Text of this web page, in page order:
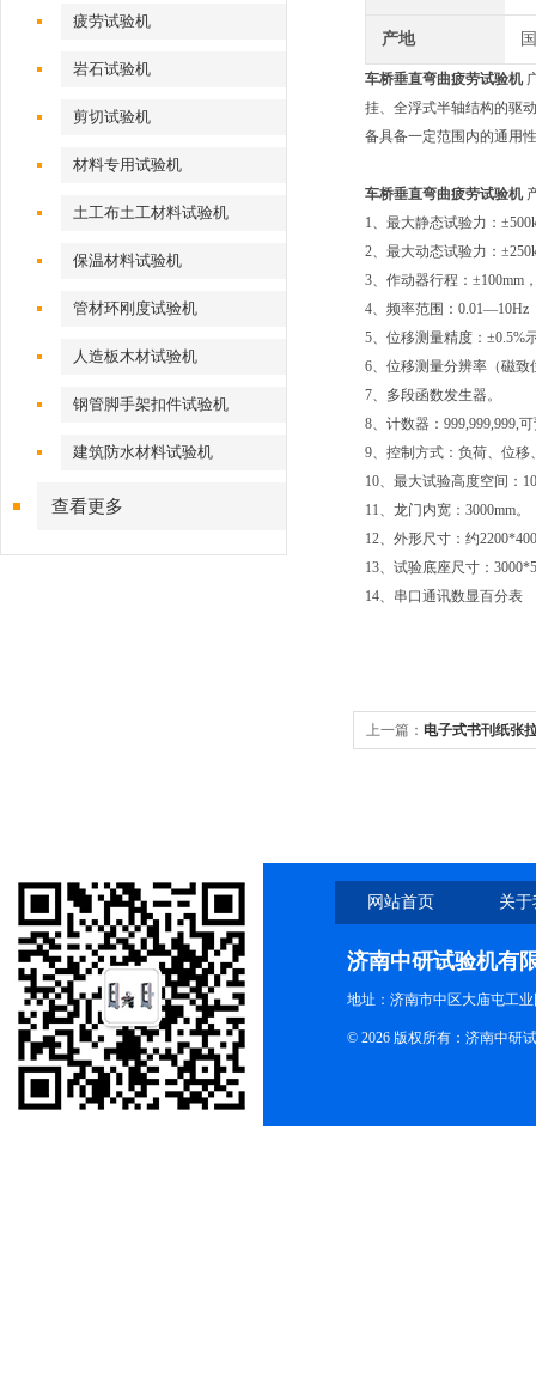
疲劳试验机
岩石试验机
剪切试验机
材料专用试验机
土工布土工材料试验机
保温材料试验机
管材环刚度试验机
人造板木材试验机
钢管脚手架扣件试验机
建筑防水材料试验机
查看更多
产地
车桥垂直弯曲疲劳试验机
挂、全浮式半轴结构的驱
备具备一定范围内的通用
车桥垂直弯曲疲劳试验机
1、最大静态试验力：
2、最大动态试验力：
3、作动器行程：±100mm
4、频率范围：0.01—10Hz
5、位移测量精度：±0.5%
6、位移测量分辨率（磁致
7、多段函数发生器。
8、计数器：999,999,999,
9、控制方式：负荷、位
10、最大试验高度空间：
11、龙门内宽：3000mm。
12、外形尺寸：约
13、试验底座尺寸：
14、串口通讯数显百分表
上一篇： 电子式书刊纸张
网站首页 关
济南中研试验机有
地址：济南市中区大庙屯工
© 2026 版权所有：济南中研